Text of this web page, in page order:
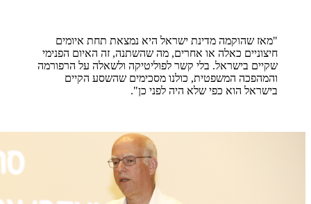
"מאז שהוקמה מדינת ישראל היא נמצאת תחת איומים
חיצוניים כאלה או אחרים, מה שהשתנה, זה האיום הפנימי
שקיים בישראל. בלי קשר לפוליטיקה ולשאלה על הרפורמה
והמהפכה המשפטית, כולנו מסכימים שהשסע הקיים
בישראל הוא כפי שלא היה לפני כן".